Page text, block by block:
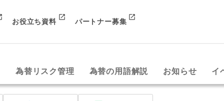
お役立ち資料 パートナー募集
為替リスク管理 為替の用語解説 お知らせ イ